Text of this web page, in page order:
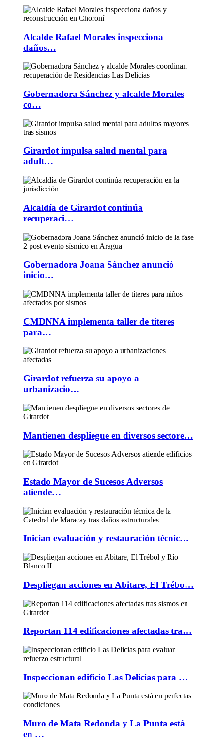
Alcalde Rafael Morales inspecciona
daños…
Gobernadora Sánchez y alcalde Morales
co…
Girardot impulsa salud mental para
adult…
Alcaldía de Girardot continúa
recuperaci…
Gobernadora Joana Sánchez anunció
inicio…
CMDNNA implementa taller de títeres
para…
Girardot refuerza su apoyo a
urbanizacio…
Mantienen despliegue en diversos sectore…
Estado Mayor de Sucesos Adversos
atiende…
Inician evaluación y restauración técnic…
Despliegan acciones en Abitare, El Trébo…
Reportan 114 edificaciones afectadas tra…
Inspeccionan edificio Las Delicias para …
Muro de Mata Redonda y La Punta está
en …